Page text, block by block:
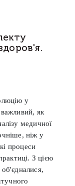
у
як
медичної
ніж у
процеси
З цією